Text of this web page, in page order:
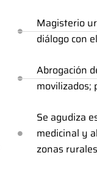
Magisterio
diálogo con
Abrogación
movilizados;
Se agudiza
medicinal y
zonas rurales